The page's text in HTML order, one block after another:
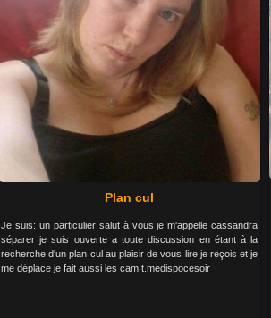
Plan cul
Je suis: un particulier salut à vous je m'appelle cassandra
séparer je suis ouverte a toute discussion en étant à la
recherche d'un plan cul au plaisir de vous lire je reçois et je
me déplace je fait aussi les cam t.medispocesoir